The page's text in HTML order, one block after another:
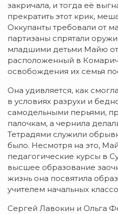
закричала, и тогда её
прекратить этот крик,
Оккупанты требовали от
партизаны спрятали
младшими детьми Майю
расположенный в
освобождения их семья
Она удивляется, как
в условиях разрухи и
самодельными перьями,
палочкам, а чернила
Тетрадями служили
было. Несмотря на это,
педагогические курсы в
высшее образование
жизнь она посвятила
учителем начальных
Сергей Лавокин и Ольга